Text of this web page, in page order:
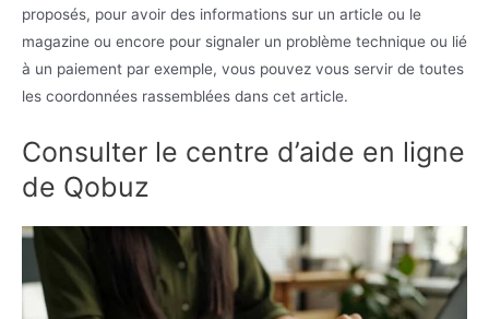
proposés, pour avoir des informations sur un article ou le
magazine ou encore pour signaler un problème technique ou lié
à un paiement par exemple, vous pouvez vous servir de toutes
les coordonnées rassemblées dans cet article.
Consulter le centre d’aide en ligne
de Qobuz